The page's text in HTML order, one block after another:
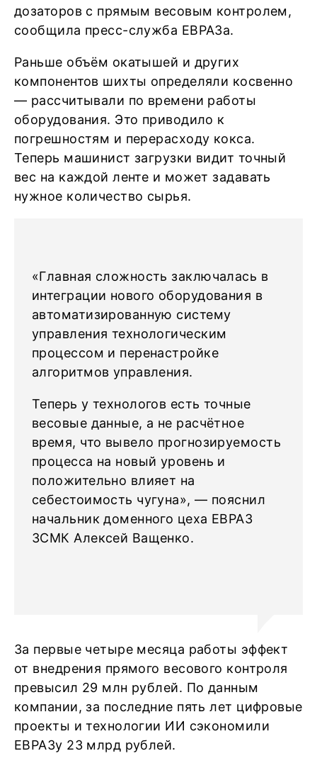
дозаторов с прямым весовым контролем,
сообщила пресс-служба ЕВРАЗа.
Раньше объём окатышей и других
компонентов шихты определяли косвенно
— рассчитывали по времени работы
оборудования. Это приводило к
погрешностям и перерасходу кокса.
Теперь машинист загрузки видит точный
вес на каждой ленте и может задавать
нужное количество сырья.
«Главная сложность заключалась в
интеграции нового оборудования в
автоматизированную систему
управления технологическим
процессом и перенастройке
алгоритмов управления.
Теперь у технологов есть точные
весовые данные, а не расчётное
время, что вывело прогнозируемость
процесса на новый уровень и
положительно влияет на
себестоимость чугуна», — пояснил
начальник доменного цеха ЕВРАЗ
ЗСМК Алексей Ващенко.
За первые четыре месяца работы эффект
от внедрения прямого весового контроля
превысил 29 млн рублей. По данным
компании, за последние пять лет цифровые
проекты и технологии ИИ сэкономили
ЕВРАЗу 23 млрд рублей.